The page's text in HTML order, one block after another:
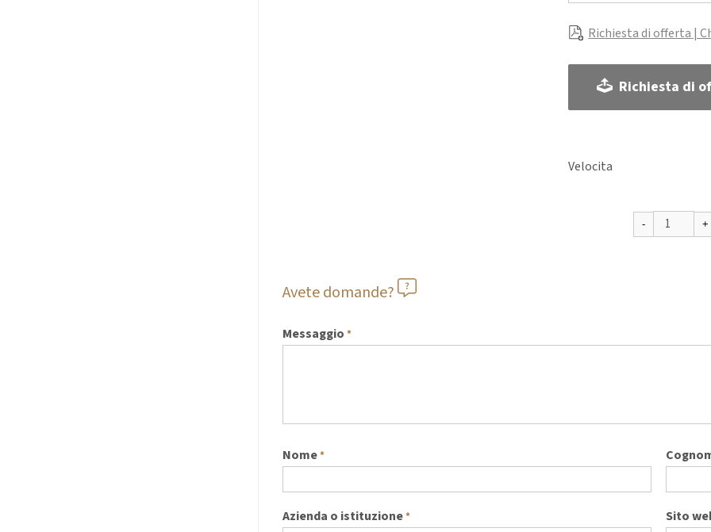
Richiesta di offerta |
Richiesta di
Velocita
Avete domande?
Messaggio *
Nome*
Azienda o istituzione* Sito